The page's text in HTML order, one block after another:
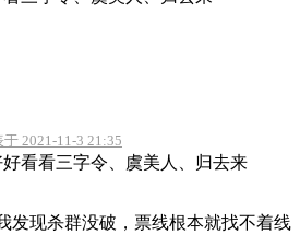
2021-11-3 21:35
看看三字令、虞美人、归去来
发现杀群没破，票线根本就找不着线